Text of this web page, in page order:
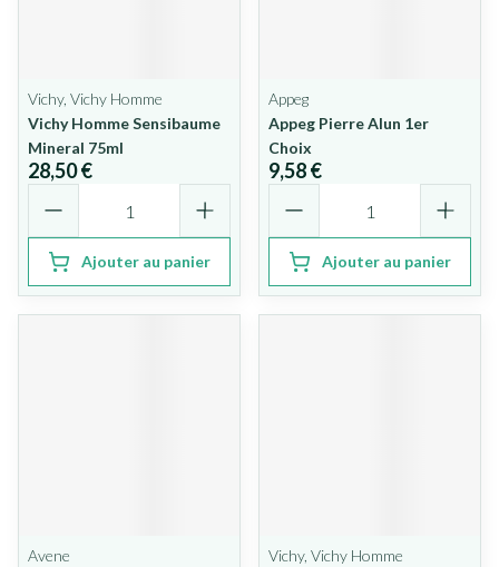
Vichy, Vichy Homme
Vichy Homme Sensibaume
Mineral 75ml
28,50 €
Ajouter au panier
Appeg
Appeg Pierre Alun 1er
Choix
9,58 €
Ajouter au panier
Avene
Vichy, Vichy Homme